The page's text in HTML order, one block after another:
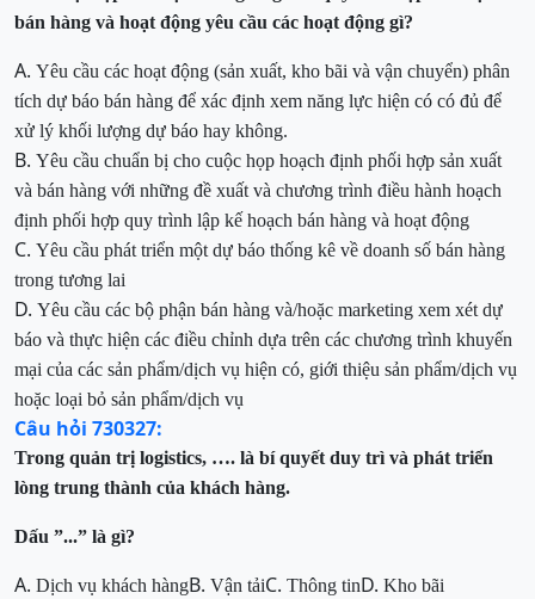
bán hàng và hoạt động yêu cầu các hoạt động gì?
A. Yêu cầu các hoạt động (sản xuất, kho bãi và vận chuyển) phân
tích dự báo bán hàng để xác định xem năng lực hiện có có đủ để
xử lý khối lượng dự báo hay không.
B. Yêu cầu chuẩn bị cho cuộc họp hoạch định phối hợp sản xuất
và bán hàng với những đề xuất và chương trình điều hành hoạch
định phối hợp quy trình lập kế hoạch bán hàng và hoạt động
C. Yêu cầu phát triển một dự báo thống kê về doanh số bán hàng
trong tương lai
D. Yêu cầu các bộ phận bán hàng và/hoặc marketing xem xét dự
báo và thực hiện các điều chỉnh dựa trên các chương trình khuyến
mại của các sản phẩm/dịch vụ hiện có, giới thiệu sản phẩm/dịch vụ
hoặc loại bỏ sản phẩm/dịch vụ
Câu hỏi 730327:
Trong quản trị logistics, …. là bí quyết duy trì và phát triển
lòng trung thành của khách hàng.
Dấu ”...” là gì?
A. Dịch vụ khách hàngB. Vận tảiC. Thông tinD. Kho bãi